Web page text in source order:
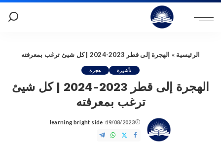
الرئيسية » الهجرة إلى قطر 2023-2024 | كل شيئ ترغب بمعرفته
تأشيرة هجرة
الهجرة إلى قطر 2023-2024 | كل شيئ
ترغب بمعرفته
19/08/2023
Posted
by
learning bright side